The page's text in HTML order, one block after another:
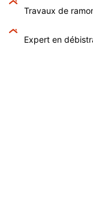
Travaux de
Expert en